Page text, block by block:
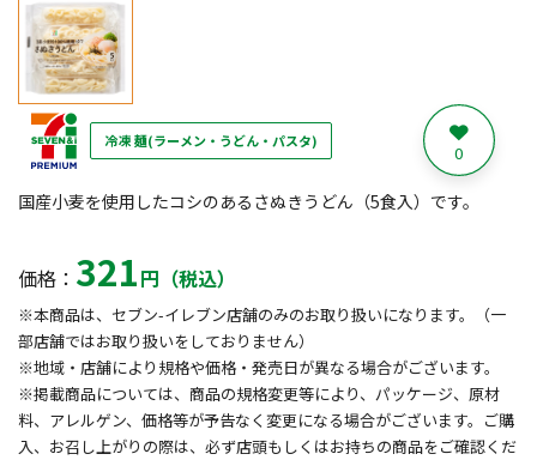
冷凍 麺(ラーメン・うどん・パスタ) 0
国産小麦を使用したコシのあるさぬきうどん（5食入）です。
価格： 321円（税込）
※本商品は、セブン-イレブン店舗のみのお取り扱いになります。（一
部店舗ではお取り扱いをしておりません）
※地域・店舗により規格や価格・発売日が異なる場合がございます。
※掲載商品については、商品の規格変更等により、パッケージ、原材
料、アレルゲン、価格等が予告なく変更になる場合がございます。ご購
入、お召し上がりの際は、必ず店頭もしくはお持ちの商品をご確認くだ